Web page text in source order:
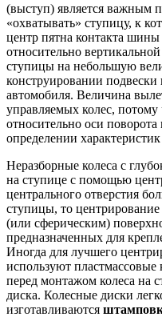
(выступ) является важным
«охватывать» ступицу, к
центр пятна контакта
относительно
ступицы на небольшую
конструировании подвески
автомобиля. Величина
управляемых колес, потому
относительно оси
определении
Неразборные колеса с
на ступице с помощью
центрального отверстия
ступицы, то
(или сферическим)
предназначенных для
Иногда для лучшего
используют пластмассовые
перед монтажом колеса на
диска. Колесные диски
изготавливаются